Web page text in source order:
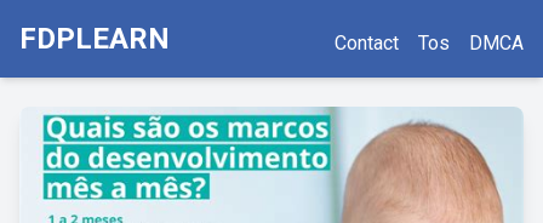
FDPLEARN Contact Tos DMCA